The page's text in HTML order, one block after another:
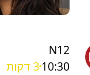
N12
10:30 3 דקות